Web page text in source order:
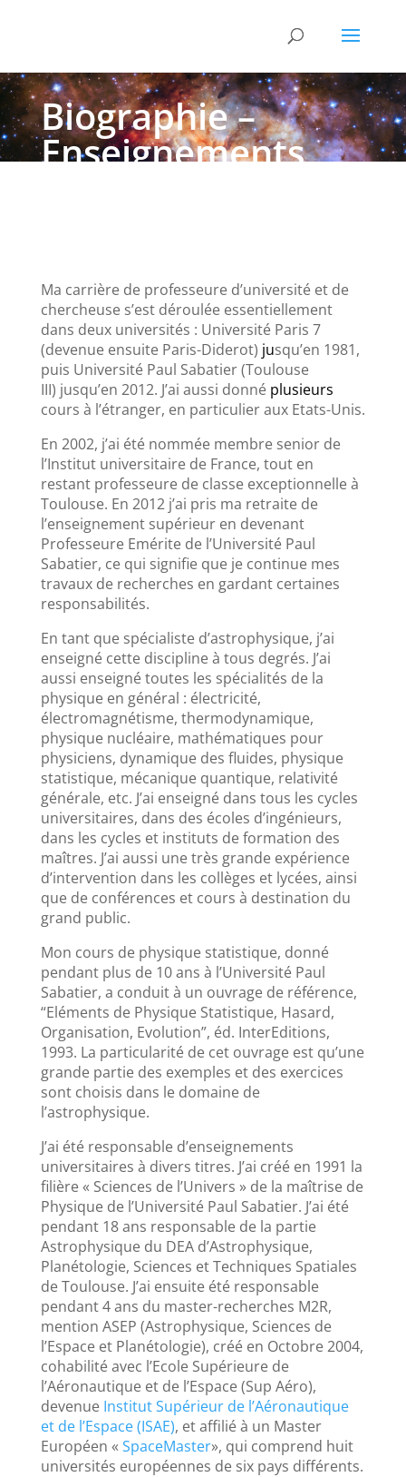
Biographie –
Enseignements
Ma carrière de professeure d’université et de
chercheuse s’est déroulée essentiellement
dans deux universités : Université Paris 7
(devenue ensuite Paris-Diderot) jusqu’en 1981,
puis Université Paul Sabatier (Toulouse
III) jusqu’en 2012. J’ai aussi donné plusieurs
cours à l’étranger, en particulier aux Etats-Unis.
En 2002, j’ai été nommée membre senior de
l’Institut universitaire de France, tout en
restant professeure de classe exceptionnelle à
Toulouse. En 2012 j’ai pris ma retraite de
l’enseignement supérieur en devenant
Professeure Emérite de l’Université Paul
Sabatier, ce qui signifie que je continue mes
travaux de recherches en gardant certaines
responsabilités.
En tant que spécialiste d’astrophysique, j’ai
enseigné cette discipline à tous degrés. J’ai
aussi enseigné toutes les spécialités de la
physique en général : électricité,
électromagnétisme, thermodynamique,
physique nucléaire, mathématiques pour
physiciens, dynamique des fluides, physique
statistique, mécanique quantique, relativité
générale, etc. J’ai enseigné dans tous les cycles
universitaires, dans des écoles d’ingénieurs,
dans les cycles et instituts de formation des
maîtres. J’ai aussi une très grande expérience
d’intervention dans les collèges et lycées, ainsi
que de conférences et cours à destination du
grand public.
Mon cours de physique statistique, donné
pendant plus de 10 ans à l’Université Paul
Sabatier, a conduit à un ouvrage de référence,
“Eléments de Physique Statistique, Hasard,
Organisation, Evolution”, éd. InterEditions,
1993. La particularité de cet ouvrage est qu’une
grande partie des exemples et des exercices
sont choisis dans le domaine de
l’astrophysique.
J’ai été responsable d’enseignements
universitaires à divers titres. J’ai créé en 1991 la
filière « Sciences de l’Univers » de la maîtrise de
Physique de l’Université Paul Sabatier. J’ai été
pendant 18 ans responsable de la partie
Astrophysique du DEA d’Astrophysique,
Planétologie, Sciences et Techniques Spatiales
de Toulouse. J’ai ensuite été responsable
pendant 4 ans du master-recherches M2R,
mention ASEP (Astrophysique, Sciences de
l’Espace et Planétologie), créé en Octobre 2004,
cohabilité avec l’Ecole Supérieure de
l’Aéronautique et de l’Espace (Sup Aéro),
devenue Institut Supérieur de l’Aéronautique
et de l’Espace (ISAE), et affilié à un Master
Européen « SpaceMaster», qui comprend huit
universités européennes de six pays différents.